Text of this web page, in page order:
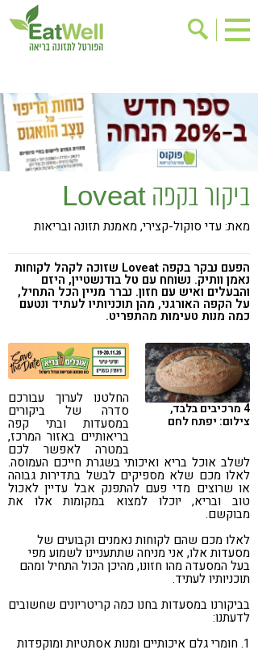
בישול בריא
אינדקס עסקים
ריפוי ומניעת מחלות
בריאות האישה
מתכוני בריאות
אירועים
שינוי תזונתי
גישות בתזונה
דיאטה
ניקוי רעלים
מזונות על
ילדים
תזונה וספורט
הפרעות קשב & ריכוז
אכילה רגשית
רגישות לגלוטן
טעים להכיר
קורונה
טבעונות
ביקור בקפה Loveat
מאת: עדי סוקול-קצירי, מאמנת תזונה ובריאות
הפעם נבקר בקפה Loveat שזוכה לקהל לקוחות
נאמן וותיק. נשוחח עם טל בודנשטיין, היזם
והבעלים ואיש עם חזון. נברר מניין הכל התחיל,
על הקפה האורגני, מהן תוכניותיו לעתיד ונטעם
כמה מנות טעימות מהתפריט.
4 מרכיבים בלבד,
צילום: יפתח לחם
החלטנו לערוך עבורכם
סדרה של ביקורים
במסעדות ובתי קפה
בריאותיים באזור המרכז,
במטרה לאפשר לכם
לשלב אוכל בריא ואיכותי בשגרת חייכם העמוסה.
לאלו מכם שלא מספיקים לבשל בתדירות גבוהה
או שרוצים מדי פעם להתפנק אבל עדיין לאכול
טוב ובריא, יוכלו למצוא במקומות אלו את
מבוקשם.
לאלו מכם שהם לקוחות נאמנים וקבועים של
מסעדות אלו, אני מניחה שתתעניינו לשמוע מפי
בעל המסעדה מהו חזונו, מהיכן הכול התחיל ומהם
תוכניותיו לעתיד.
בביקורנו במסעדות בחנו כמה קריטריונים שחשובים
לדעתנו:
1. חומרי גלם איכותיים ומנות אסתטיות ומוקפדות